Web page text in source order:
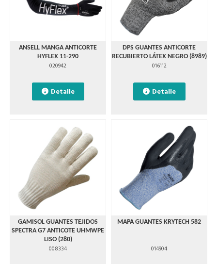
ANSELL MANGA ANTICORTE
HYFLEX 11-290
020942
Detalle
DPS GUANTES ANTICORTE
RECUBIERTO LÁTEX NEGRO (8989)
016112
Detalle
GAMISOL GUANTES TEJIDOS
SPECTRA G7 ANTICOTE UHMWPE
LISO (280)
008334
MAPA GUANTES KRYTECH 582
014904